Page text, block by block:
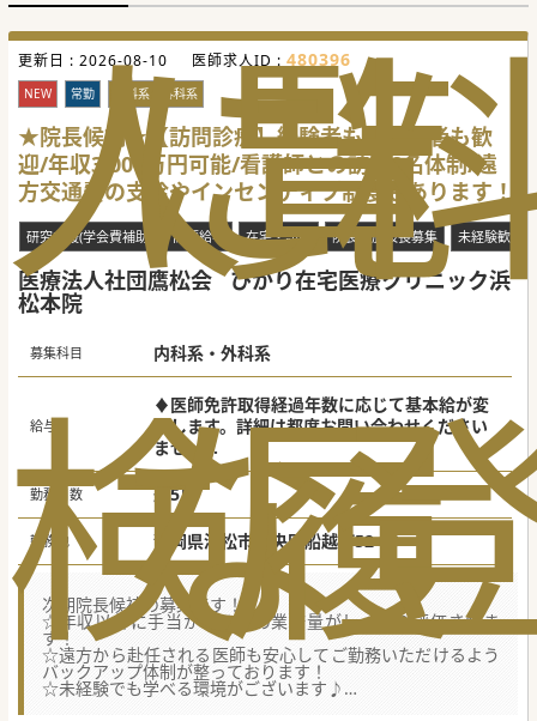
人
検
に
な
覧
履
更新日 : 2026-08-10 医師求人ID : 480396
NEW 常勤 内科系・外科系
★院長候補★【訪問診療】経験者も未経験者も歓
迎/年収3,000万円可能/看護師との訪問2名体制/遠
方交通費の支給やインセンティブ制度もあります！
研究支援(学会費補助) 高額給与 在宅・訪問 院長・施設長募集 未経験歓迎
医療法人社団鷹松会 ひかり在宅医療クリニック浜
松本院
募集科目 内科系・外科系
給与
♦医師免許取得経過年数に応じて基本給が変
動します。詳細は都度お問い合わせください
ませ。
院長就任時[10年]2,640万円～[30年]3,192万
円(運転手当含む)
☆オンコール手当･緊急対応手当等、別途イン
センティブ有り
勤務日数 週5日
勤務地 静岡県浜松市中央区船越町52-30
次期院長候補の募集です！
☆年収以外に手当があるため業務量がしっかり評価されま
す！
☆遠方から赴任される医師も安心してご勤務いただけるよう
バックアップ体制が整っております！
☆未経験でも学べる環境がございます♪